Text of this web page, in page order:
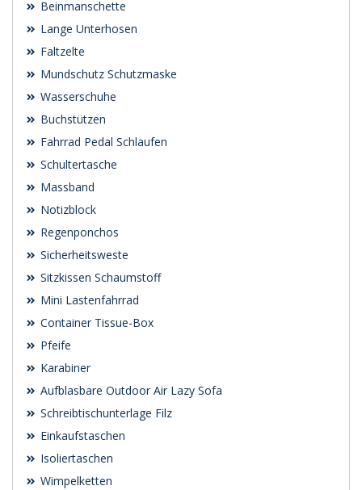
Beinmanschette
Lange Unterhosen
Faltzelte
Mundschutz Schutzmaske
Wasserschuhe
Buchstützen
Fahrrad Pedal Schlaufen
Schultertasche
Massband
Notizblock
Regenponchos
Sicherheitsweste
Sitzkissen Schaumstoff
Mini Lastenfahrrad
Container Tissue-Box
Pfeife
Karabiner
Aufblasbare Outdoor Air Lazy Sofa
Schreibtischunterlage Filz
Einkaufstaschen
Isoliertaschen
Wimpelketten